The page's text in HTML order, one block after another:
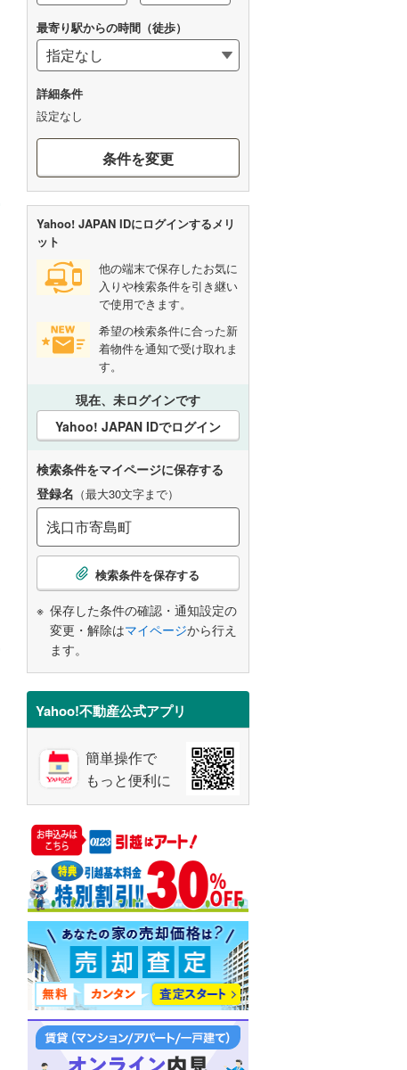
最寄り駅からの時間（徒歩）
詳細条件
設定なし
条件を変更
Yahoo! JAPAN IDにログインするメリ
ット
他の端末で保存したお気に
入りや検索条件を引き継い
で使用できます。
希望の検索条件に合った新
着物件を通知で受け取れま
す。
現在、未ログインです
Yahoo! JAPAN IDでログイン
検索条件をマイページに保存する
登録名 （最大30文字まで）
の
検
通
受
け
取
る
・
条
件
を
マ
イ
ペ
ー
ジ
に
保
検索条件を保存する
保存した条件の確認・通知設定の
変更・解除はマイページから行え
ます。
Yahoo!不動産公式アプリ
簡単操作で
もっと便利に